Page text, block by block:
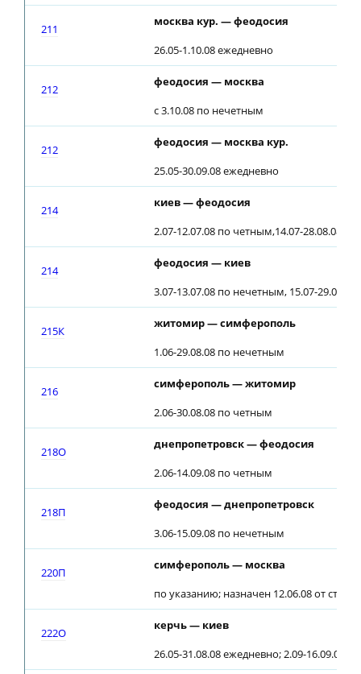
211
москва кур. — феодосия
26.05-1.10.08 ежедневно
212
феодосия — москва
с 3.10.08 по нечетным
212
феодосия — москва кур.
25.05-30.09.08 ежедневно
214
киев — феодосия
2.07-12.07.08 по четным,14.07-28.08.08
214
феодосия — киев
3.07-13.07.08 по нечетным, 15.07-
215К
житомир — симферополь
1.06-29.08.08 по нечетным
216
симферополь — житомир
2.06-30.08.08 по четным
218О
днепропетровск — феодосия
2.06-14.09.08 по четным
218П
феодосия — днепропетровск
3.06-15.09.08 по нечетным
220П
симферополь — москва
по указанию; назначен 12.06.08 от
222О
керчь — киев
26.05-31.08.08 ежедневно; 2.09-16.09.08